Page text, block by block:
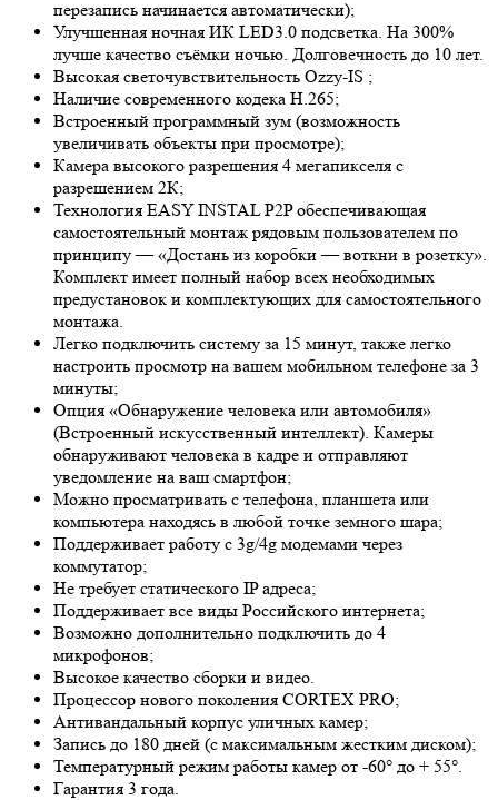
перезапись начинается автоматически);
Улучшенная ночная ИК LED3.0 подсветка. На 300%
лучше качество съёмки ночью. Долговечность до 10 лет.
Высокая светочувствительность Ozzy-IS ;
Наличие современного кодека H.265;
Встроенный программный зум (возможность
увеличивать объекты при просмотре);
Камера высокого разрешения 4 мегапикселя с
разрешением 2К;
Технология EASY INSTAL P2P обеспечивающая
самостоятельный монтаж рядовым пользователем по
принципу — «Достань из коробки — воткни в розетку».
Комплект имеет полный набор всех необходимых
предустановок и комплектующих для самостоятельного
монтажа.
Легко подключить систему за 15 минут, также легко
настроить просмотр на вашем мобильном телефоне за 3
минуты;
Опция «Обнаружение человека или автомобиля»
(Встроенный искусственный интеллект). Камеры
обнаруживают человека в кадре и отправляют
уведомление на ваш смартфон;
Можно просматривать с телефона, планшета или
компьютера находясь в любой точке земного шара;
Поддерживает работу с 3g/4g модемами через
коммутатор;
Не требует статического IP адреса;
Поддерживает все виды Российского интернета;
Возможно дополнительно подключить до 4
микрофонов;
Высокое качество сборки и видео.
Процессор нового поколения CORTEX PRO;
Антивандальный корпус уличных камер;
Запись до 180 дней (с максимальным жестким диском);
Температурный режим работы камер от -60° до + 55°.
Гарантия 3 года.